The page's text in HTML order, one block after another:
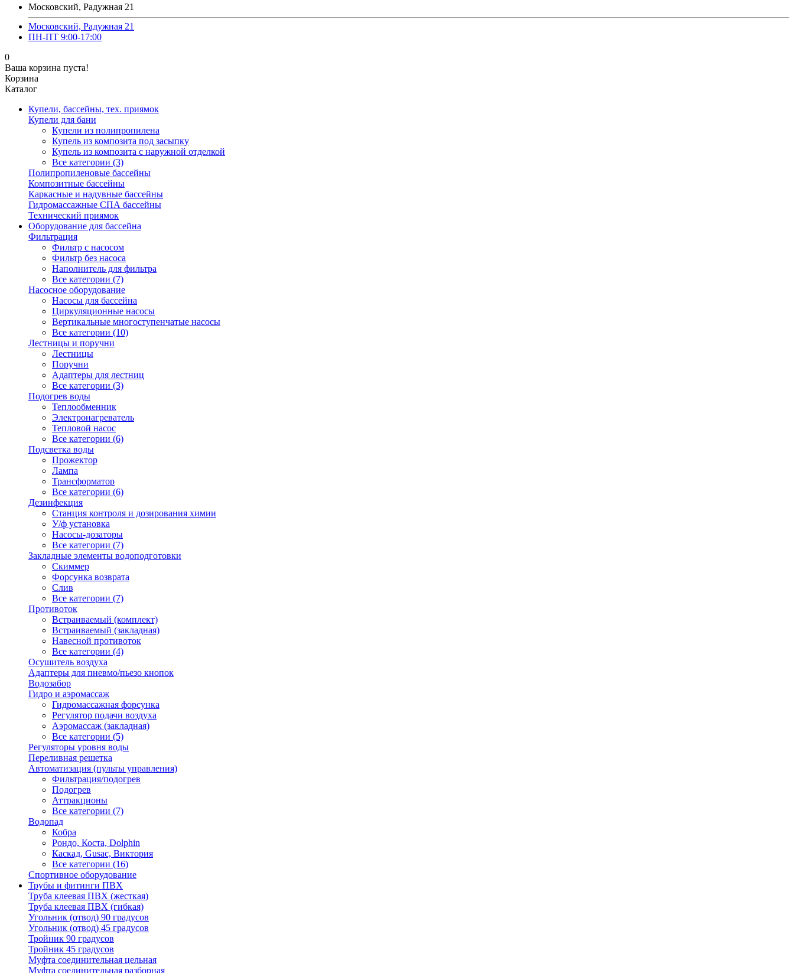
Московский, Радужная 21
Московский, Радужная 21
ПН-ПТ 9:00-17:00
0
Ваша корзина пуста!
Корзина
Каталог
Купели, бассейны, тех. приямок
Купели для бани
Купели из полипропилена
Купель из композита под засыпку
Купель из композита с наружной отделкой
Все категории (3)
Полипропиленовые бассейны
Композитные бассейны
Каркасные и надувные бассейны
Гидромассажные СПА бассейны
Технический приямок
Оборудование для бассейна
Фильтрация
Фильтр с насосом
Фильтр без насоса
Наполнитель для фильтра
Все категории (7)
Насосное оборудование
Насосы для бассейна
Циркуляционные насосы
Вертикальные многоступенчатые насосы
Все категории (10)
Лестницы и поручни
Лестницы
Поручни
Адаптеры для лестниц
Все категории (3)
Подогрев воды
Теплообменник
Электронагреватель
Тепловой насос
Все категории (6)
Подсветка воды
Прожектор
Лампа
Трансформатор
Все категории (6)
Дезинфекция
Станция контроля и дозирования химии
У/ф установка
Насосы-дозаторы
Все категории (7)
Закладные элементы водоподготовки
Скиммер
Форсунка возврата
Слив
Все категории (7)
Противоток
Встраиваемый (комплект)
Встраиваемый (закладная)
Навесной противоток
Все категории (4)
Осушитель воздуха
Адаптеры для пневмо/пьезо кнопок
Водозабор
Гидро и аэромассаж
Гидромассажная форсунка
Регулятор подачи воздуха
Аэромассаж (закладная)
Все категории (5)
Регуляторы уровня воды
Переливная решетка
Автоматизация (пульты управления)
Фильтрация/подогрев
Подогрев
Аттракционы
Все категории (7)
Водопад
Кобра
Рондо, Коста, Dolphin
Каскад, Gusac, Виктория
Все категории (16)
Спортивное оборудование
Трубы и фитинги ПВХ
Труба клеевая ПВХ (жесткая)
Труба клеевая ПВХ (гибкая)
Угольник (отвод) 90 градусов
Угольник (отвод) 45 градусов
Тройник 90 градусов
Тройник 45 градусов
Муфта соединительная цельная
Муфта соединительная разборная